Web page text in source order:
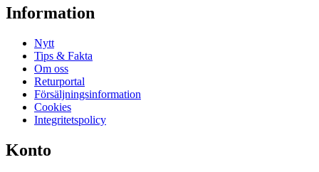
Information
Nytt
Tips & Fakta
Om oss
Returportal
Försäljningsinformation
Cookies
Integritetspolicy
Konto